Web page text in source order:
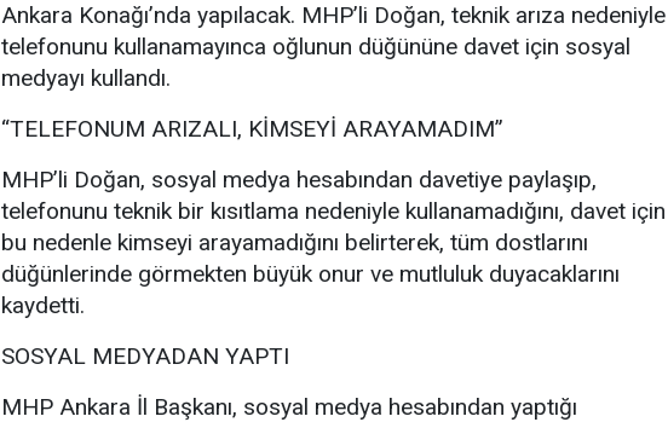
Ankara Konağı’nda yapılacak. MHP’li Doğan, teknik arıza nedeniyle
telefonunu kullanamayınca oğlunun düğününe davet için sosyal
medyayı kullandı.
“TELEFONUM ARIZALI, KİMSEYİ ARAYAMADIM”
MHP’li Doğan, sosyal medya hesabından davetiye paylaşıp,
telefonunu teknik bir kısıtlama nedeniyle kullanamadığını, davet için
bu nedenle kimseyi arayamadığını belirterek, tüm dostlarını
düğünlerinde görmekten büyük onur ve mutluluk duyacaklarını
kaydetti.
SOSYAL MEDYADAN YAPTI
MHP Ankara İl Başkanı, sosyal medya hesabından yaptığı